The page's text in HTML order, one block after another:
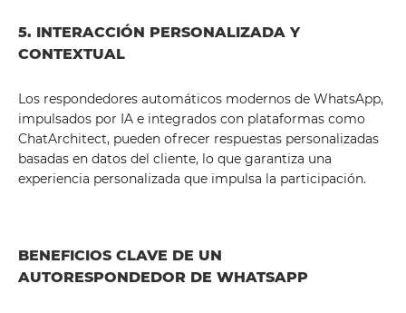
5. INTERACCIÓN PERSONALIZADA Y
CONTEXTUAL
Los respondedores automáticos modernos de WhatsApp,
impulsados ​​por IA e integrados con plataformas como
ChatArchitect, pueden ofrecer respuestas personalizadas
basadas en datos del cliente, lo que garantiza una
experiencia personalizada que impulsa la participación.
BENEFICIOS CLAVE DE UN
AUTORESPONDEDOR DE WHATSAPP